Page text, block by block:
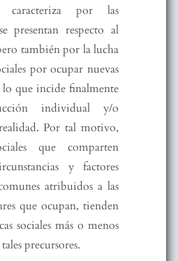
caracteriza por las
presentan respecto al
también por la lucha
por ocupar nuevas
lo que incide finalmente
individual y/o
Por tal motivo,
que comparten
y factores
atribuidos a las
que ocupan, tienden
sociales más o menos
precursores.